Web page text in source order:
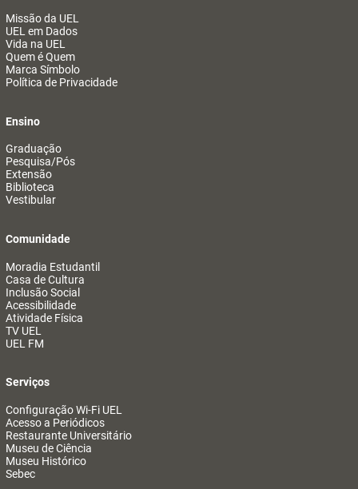
Missão da UEL
UEL em Dados
Vida na UEL
Quem é Quem
Marca Símbolo
Política de Privacidade
Ensino
Graduação
Pesquisa/Pós
Extensão
Biblioteca
Vestibular
Comunidade
Moradia Estudantil
Casa de Cultura
Inclusão Social
Acessibilidade
Atividade Física
TV UEL
UEL FM
Serviços
Configuração Wi-Fi UEL
Acesso a Periódicos
Restaurante Universitário
Museu de Ciência
Museu Histórico
Sebec